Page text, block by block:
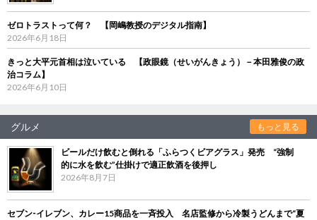
ゼロトラストって何？ 【岡嶋教授のデジタル指南】
2026年6月18日
きっと大平元首相は泣いている 【政眼鏡（せいがんきょう）－本田雅俊の政
治コラム】
2026年6月10日
グルメ もっと見る
ビールだけ飲むと倒れる「ふらつくビアグラス」発売 “強制
的に水を飲む”仕掛けで適正飲酒を後押し
2026年8月7日
セブン‐イレブン、カレー15商品を一斉投入 名店監修から冷製うどんまで“夏